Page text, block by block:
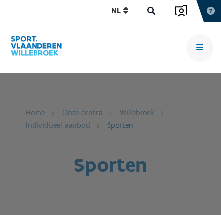
NL
Home Onze centra
Willebroek
Individueel aanbod
Sporten
Sporten